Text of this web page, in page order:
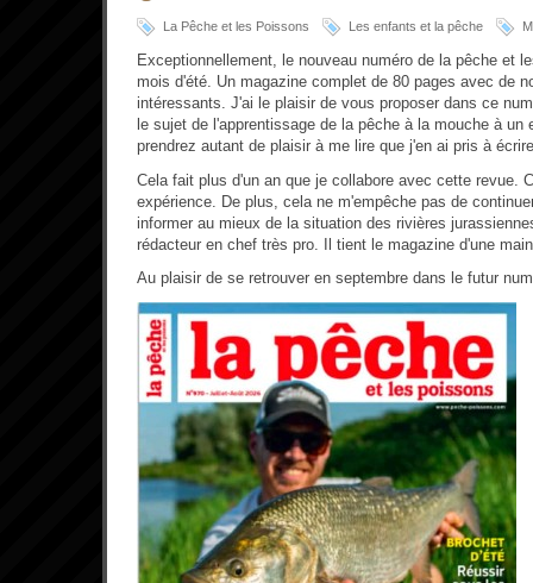
La Pêche et les Poissons Les enfants et la pêche
Exceptionnellement, le nouveau numéro de la pêche et
mois d'été. Un magazine complet de 80 pages avec de
intéressants. J'ai le plaisir de vous proposer dans ce
le sujet de l'apprentissage de la pêche à la mouche à un
prendrez autant de plaisir à me lire que j'en ai pris à
Cela fait plus d'un an que je collabore avec cette revue.
expérience. De plus, cela ne m'empêche pas de
informer au mieux de la situation des rivières
rédacteur en chef très pro. Il tient le magazine d'une
Au plaisir de se retrouver en septembre dans le futur